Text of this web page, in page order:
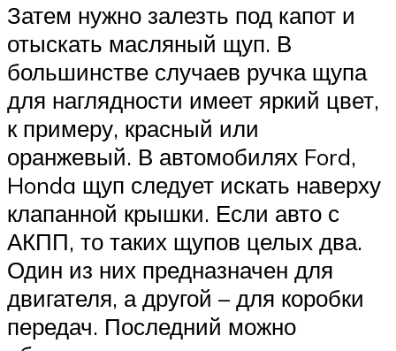
Затем нужно залезть под капот и
отыскать масляный щуп. В
большинстве случаев ручка щупа
для наглядности имеет яркий цвет,
к примеру, красный или
оранжевый. В автомобилях Ford,
Honda щуп следует искать наверху
клапанной крышки. Если авто с
АКПП, то таких щупов целых два.
Один из них предназначен для
двигателя, а другой – для коробки
передач. Последний можно